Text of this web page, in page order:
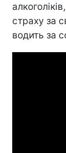
страху за
водить за